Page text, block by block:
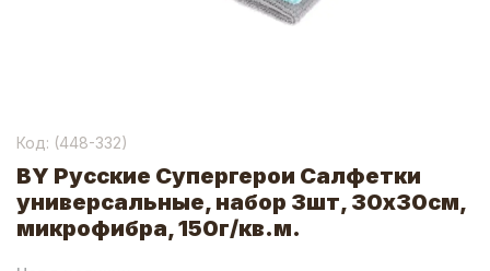
Код: (448-332)
BY Русские Супергерои Салфетки
универсальные, набор 3шт, 30x30см,
микрофибра, 150г/кв.м.